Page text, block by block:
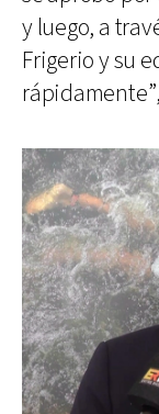
y luego, a
Frigerio y su